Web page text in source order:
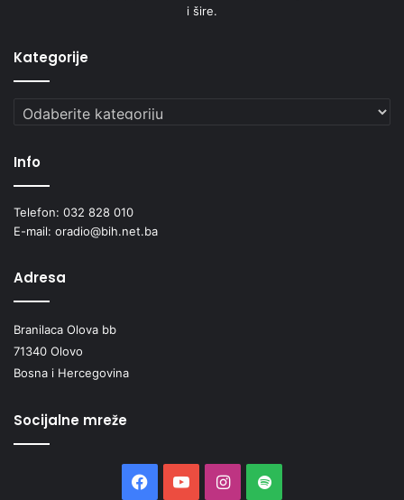
i šire.
Kategorije
Kategorije
Info
Telefon: 032 828 010
E-mail: oradio@bih.net.ba
Adresa
Branilaca Olova bb
71340 Olovo
Bosna i Hercegovina
Socijalne mreže
FacebookYouTubeInstagram
Spotify